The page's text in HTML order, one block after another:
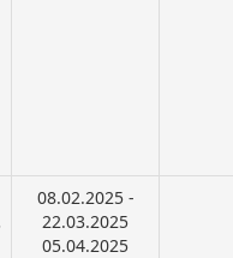
08.02.2025 -
22.03.2025
05.04.2025